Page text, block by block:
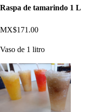
Raspa de tamarindo 1 L
MX$171.00
Vaso de 1 litro